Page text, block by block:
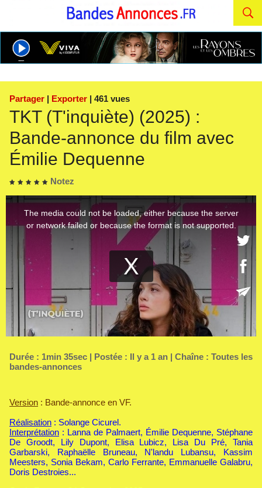
Partager | Exporter | 461 vues
TKT (T'inquiète) (2025) :
Bande-annonce du film avec
Émilie Dequenne
Notez
Durée : 1min 35sec | Postée : Il y a 1 an | Chaîne : Toutes les
bandes-annonces
Version : Bande-annonce en VF.
Réalisation : Solange Cicurel.
Interprétation : Lanna de Palmaert, Émilie Dequenne, Stéphane
De Groodt, Lily Dupont, Elisa Lubicz, Lisa Du Pré, Tania
Garbarski, Raphaëlle Bruneau, N'landu Lubansu, Kassim
Meesters, Sonia Bekam, Carlo Ferrante, Emmanuelle Galabru,
Doris Destroies...